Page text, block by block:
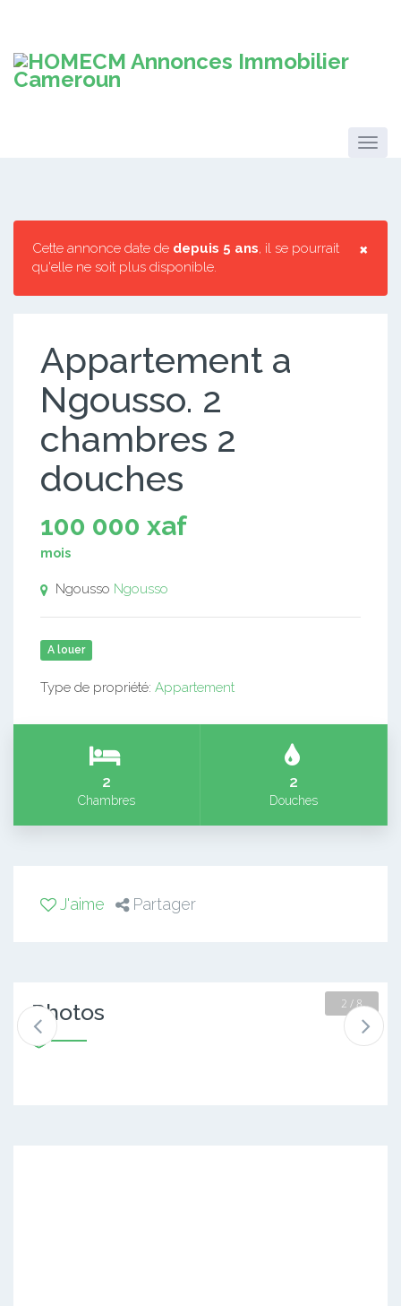
×
Cette annonce date de depuis 5 ans, il se pourrait
qu'elle ne soit plus disponible.
Appartement a
Ngousso. 2
chambres 2
douches
100 000 xaf
mois
Ngousso Ngousso
A louer
Type de propriété: Appartement
2
Chambres
2
Douches
J'aime Partager
Photos 2 / 8